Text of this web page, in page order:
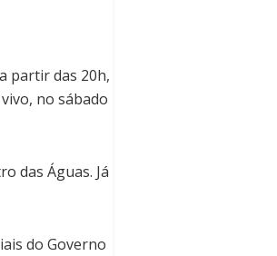
partir das 20h,
no sábado
das Águas. Já
do Governo